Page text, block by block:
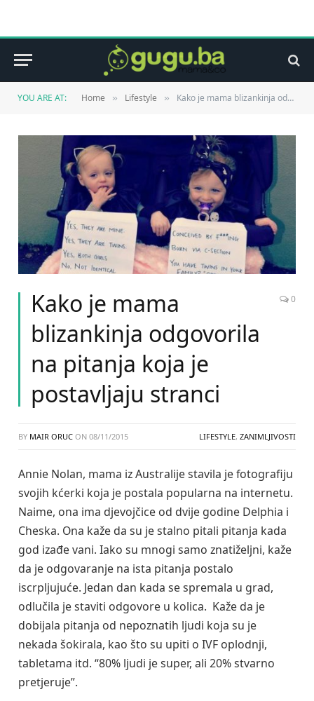
YOU ARE AT: Home » Lifestyle » Kako je mama blizankinja odgovorila na pitanja koja je postavljaju stranci
Kako je mama
blizankinja odgovorila
na pitanja koja je
postavljaju stranci
0
BY MAIR ORUC ON 08/11/2015 LIFESTYLE, ZANIMLJIVOSTI
Annie Nolan, mama iz Australije stavila je fotografiju
svojih kćerki koja je postala popularna na internetu.
Naime, ona ima djevojčice od dvije godine Delphia i
Cheska. Ona kaže da su je stalno pitali pitanja kada
god izađe vani. Iako su mnogi samo znatiželjni, kaže
da je odgovaranje na ista pitanja postalo
iscrpljujuće. Jedan dan kada se spremala u grad,
odlučila je staviti odgovore u kolica. Kaže da je
dobijala pitanja od nepoznatih ljudi koja su je
nekada šokirala, kao što su upiti o IVF oplodnji,
tabletama itd. “80% ljudi je super, ali 20% stvarno
pretjeruje”.